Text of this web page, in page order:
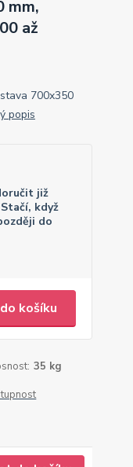
mm,
až
700x350
popis
již
když
do
košíku
35 kg